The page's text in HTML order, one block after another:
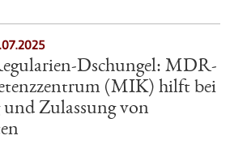
Dschungel: MDR-
(MIK) hilft bei
Zulassung von